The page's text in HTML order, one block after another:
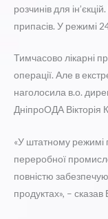
розчинів для
припасів. У режимі
Тимчасово лікарні
операції. Але в
наголосила в.о.
ДніпроОДА Вікторія
«У штатному режимі
переробної
повністю
продуктах», –